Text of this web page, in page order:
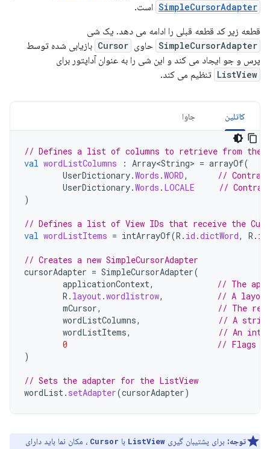
SimpleCursorAdapter است.
قطعه زیر کد قطعه قبلی را ادامه می دهد. یک شی
SimpleCursorAdapter حاوی Cursor بازیابی شده توسط
پرس و جو ایجاد می کند و این شی را به عنوان آداپتور برای
ListView تنظیم می کند.
کاتلین جاوا
// Defines a list of columns to retrieve from the
val wordListColumns : Array<String> = arrayOf(
UserDictionary.Words .WORD,
//
UserDictionary.Words . LOCALE
//
)
// Defines a list of View IDs that receive the
val wordListItems = intArrayOf(R . id .dictWord, R . id
// Creates a new SimpleCursorAdapter
cursorAdapter = SimpleCursorAdapter(
applicationContext,
// The
R . layout .wordlistrow,
// A
mCursor,
// The
wordListColumns,
// A string
wordListItems,
// An
0
// Flags
)
// Sets the adapter for the ListView
wordList . setAdapter(cursorAdapter)
توجه: برای پشتیبان گیری ListView با Cursor ، مکان نما باید دارای